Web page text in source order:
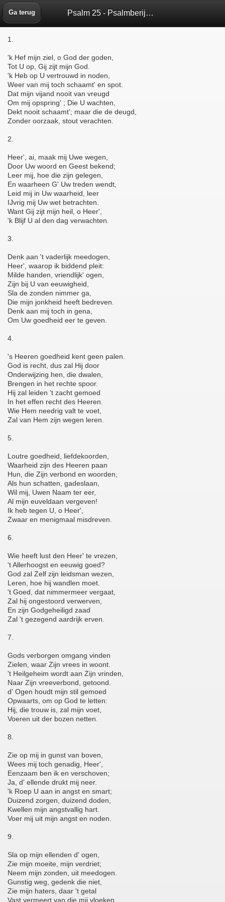
Ga terug Psalm 25 - Psalmberijming 1773 - Bijbelbox
1.
'k Hef mijn ziel, o God der goden,
Tot U op, Gij zijt mijn God.
'k Heb op U vertrouwd in noden,
Weer van mij toch schaamt' en spot.
Dat mijn vijand nooit van vreugd
Om mij opspring' ; Die U wachten,
Dekt nooit schaamt'; maar die de deugd,
Zonder oorzaak, stout verachten.
2.
Heer', ai, maak mij Uwe wegen,
Door Uw woord en Geest bekend;
Leer mij, hoe die zijn gelegen,
En waarheen G' Uw treden wendt,
Leid mij in Uw waarheid, leer
IJvrig mij Uw wet betrachten.
Want Gij zijt mijn heil, o Heer',
'k Blijf U al den dag verwachten.
3.
Denk aan 't vaderlijk meedogen,
Heer', waarop ik biddend pleit:
Milde handen, vriendlijk' ogen,
Zijn bij U van eeuwigheid,
Sla de zonden nimmer ga,
Die mijn jonkheid heeft bedreven.
Denk aan mij toch in gena,
Om Uw goedheid eer te geven.
4.
's Heeren goedheid kent geen palen.
God is recht, dus zal Hij door
Onderwijzing hen, die dwalen,
Brengen in het rechte spoor.
Hij zal leiden 't zacht gemoed
In het effen recht des Heeren.
Wie Hem needrig valt te voet,
Zal van Hem zijn wegen leren.
5.
Loutre goedheid, liefdekoorden,
Waarheid zijn des Heeren paan
Hun, die Zijn verbond en woorden,
Als hun schatten, gadeslaan,
Wil mij, Uwen Naam ter eer,
Al mijn euveldaan vergeven!
Ik heb tegen U, o Heer',
Zwaar en menigmaal misdreven.
6.
Wie heeft lust den Heer' te vrezen,
't Allerhoogst en eeuwig goed?
God zal Zelf zijn leidsman wezen,
Leren, hoe hij wandlen moet.
't Goed, dat nimmermeer vergaat,
Zal hij ongestoord verwerven,
En zijn Godgeheiligd zaad
Zal 't gezegend aardrijk erven.
7.
Gods verborgen omgang vinden
Zielen, waar Zijn vrees in woont.
't Heilgeheim wordt aan Zijn vrinden,
Naar Zijn vreeverbond, getoond.
d' Ogen houdt mijn stil gemoed
Opwaarts, om op God te letten:
Hij, die trouw is, zal mijn voet,
Voeren uit der bozen netten.
8.
Zie op mij in gunst van boven,
Wees mij toch genadig, Heer',
Eenzaam ben ik en verschoven;
Ja, d' ellende drukt mij neer.
'k Roep U aan in angst en smart;
Duizend zorgen, duizend doden,
Kwellen mijn angstvallig hart.
Voer mij uit mijn angst en noden.
9.
Sla op mijn ellenden d' ogen,
Zie mijn moeite, mijn verdriet;
Neem mijn zonden, uit meedogen.
Gunstig weg, gedenk die niet,
Zie mijn haters, daar 't getal
Vast vermeert van die mij vloeken,